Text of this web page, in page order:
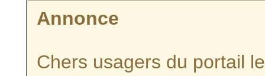
Annonce
Chers usagers du portail